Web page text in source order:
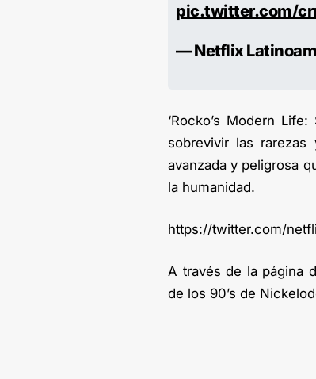
pic.twitter.com/
— Netflix
‘Rocko’s Modern
sobrevivir las
avanzada y peligrosa
la humanidad.
https://twitter.com/
A través de la página
de los 90’s de